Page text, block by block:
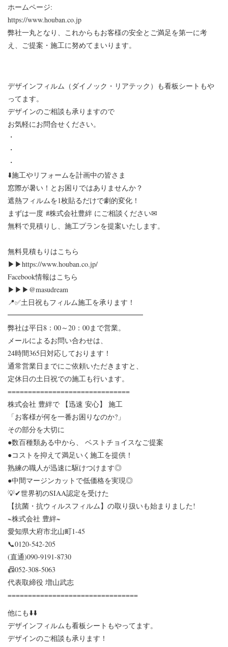
ホームページ:
https://www.houban.co.jp
弊社一丸となり、これからもお客様の安全とご満足を第一に考
え、ご提案・施工に努めてまいります。
デザインフィルム（ダイノック・リアテック）も看板シートもや
ってます。
デザインのご相談も承りますので
お気軽にお問合せください。
・
・
・⁡
⬇️施工やリフォームを計画中の皆さま
窓際が暑い！とお困りではありませんか？
遮熱フィルムを1枚貼るだけで劇的変化！
まずは一度 #株式会社豊絆 に⁡ご相談ください✉
無料で見積りし、施工プランを提案いたします。 ⁡
無料見積もりはこちら
▶▶https://www.houban.co.jp/
Facebook情報はこちら
▶▶▶@masudream
📍✅土日祝もフィルム施工を承ります！
━━━━━━━━━━━━━━━━━━━
弊社は平日8：00～20：00まで営業。
メールによるお問い合わせは、
24時間365日対応しております！
通常営業日までにご依頼いただきますと、
定休日の土日祝での施工も行います。
==============================
株式会社 豊絆で 【迅速 安心】 施工
「お客様が何を一番お困りなのか?」⁡
⁡その部分を大切に
●数百種類ある中から、 ベストチョイスなご提案
●コストを抑えて満足いく施工を提供！
熟練の職人が迅速に駆けつけます◎
●中間マージンカットで低価格を実現◎
💡✔世界初のSIAA認定を受けた
【抗菌・抗ウィルスフィルム】の取り扱いも始まりました!
~株式会社 豊絆~
愛知県大府市北山町1-45
📞0120-542-205
(直通)090-9191-8730
📠052-308-5063
代表取締役 増山武志
================================
他にも⬇️⬇️
デザインフィルムも看板シートもやってます。
デザインのご相談も承ります！